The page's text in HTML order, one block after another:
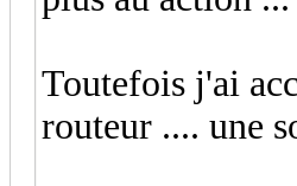
Toutefois j'ai
routeur .... une